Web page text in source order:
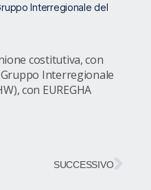
Interregionale del
costitutiva, con
Interregionale
con EUREGHA
SUCCESSIVO